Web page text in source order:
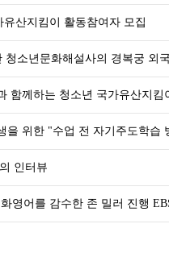
유산지킴이 활동참여자 모집
청소년문화해설사의 경복궁 외
함께하는 청소년 국가유산지킴
을 위한 "수업 전 자기주도학습
인터뷰
영어를 감수한 존 밀러 진행